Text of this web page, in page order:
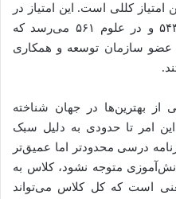
بالاترین امتیاز کللی است. این امتیاز در
ریاضیات به ۵۷۵، در خواندن به ۵۴۳ و در علوم ۵۶۱ می‌رسد که
عضو سازمان توسعه و همکاری
از بهترین‌ها در جهان شناخته
امر تا حدودی به دلیل سبک
درسی محدودتر اما عمیق‌تر
متوجه نشود، کلاس به
است که کل کلاس می‌تواند